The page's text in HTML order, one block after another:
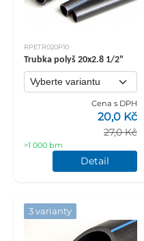
RPETR020P10
Trubka polyš 20x2.8 1/2"
Cena s DPH
27,0 Kč
20,0 Kč
>1 000 bm
Detail
3 varianty